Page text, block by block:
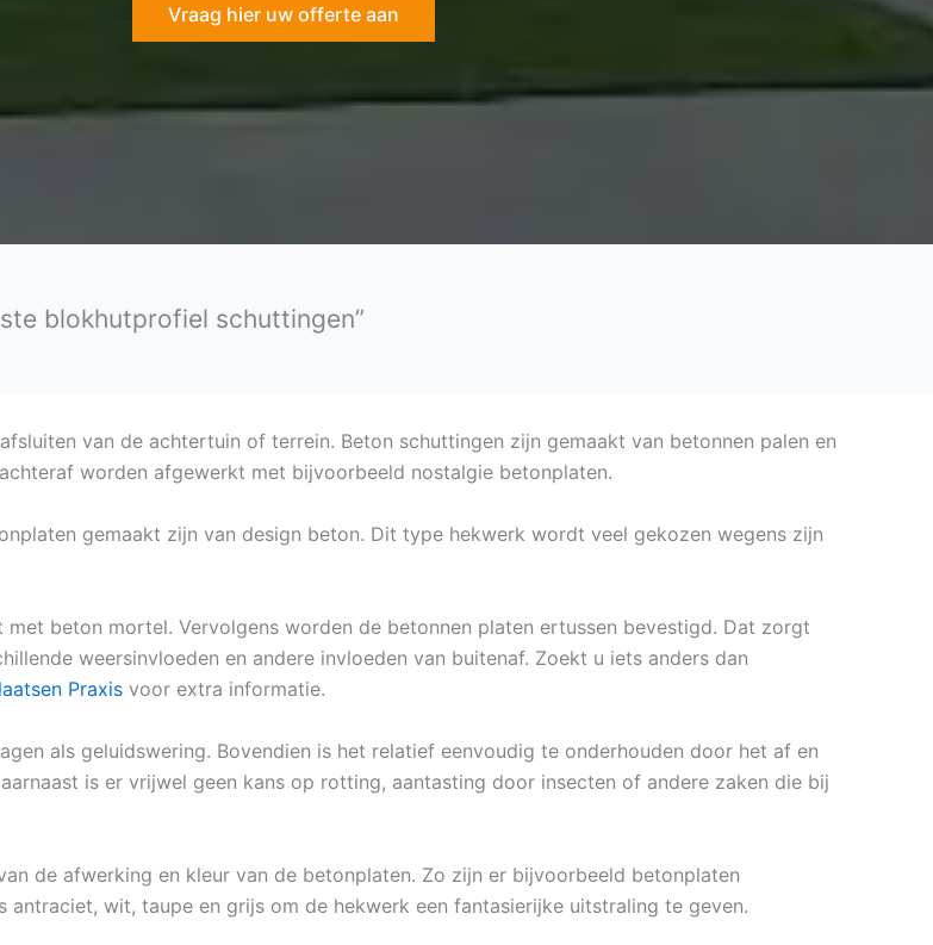
Vraag hier uw offerte aan
blokhutprofiel schuttingen”
van de achtertuin of terrein. Beton schuttingen zijn gemaakt van betonnen palen en
worden afgewerkt met bijvoorbeeld nostalgie betonplaten.
gemaakt zijn van design beton. Dit type hekwerk wordt veel gekozen wegens zijn
beton mortel. Vervolgens worden de betonnen platen ertussen bevestigd. Dat zorgt
weersinvloeden en andere invloeden van buitenaf. Zoekt u iets anders dan
Praxis voor extra informatie.
als geluidswering. Bovendien is het relatief eenvoudig te onderhouden door het af en
is er vrijwel geen kans op rotting, aantasting door insecten of andere zaken die bij
de afwerking en kleur van de betonplaten. Zo zijn er bijvoorbeeld betonplaten
wit, taupe en grijs om de hekwerk een fantasierijke uitstraling te geven.